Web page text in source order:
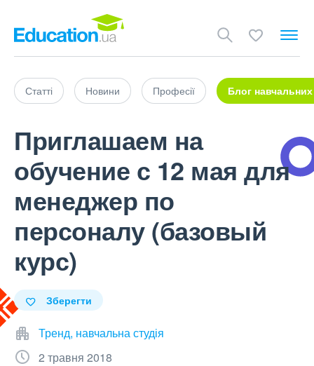
Статті Новини Професії Блог навчальних
Приглашаем на
обучение с 12 мая для
менеджер по
персоналу (базовый
курс)
Зберегти
Тренд, навчальна студія
2 травня 2018